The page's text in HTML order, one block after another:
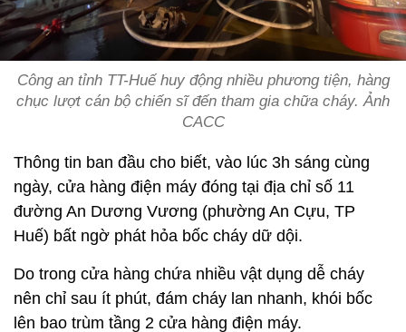
Công an tỉnh TT-Huế huy động nhiều phương tiện, hàng
chục lượt cán bộ chiến sĩ đến tham gia chữa cháy. Ảnh
CACC
Thông tin ban đầu cho biết, vào lúc 3h sáng cùng
ngày, cửa hàng điện máy đóng tại địa chỉ số 11
đường An Dương Vương (phường An Cựu, TP
Huế) bất ngờ phát hỏa bốc cháy dữ dội.
Do trong cửa hàng chứa nhiều vật dụng dễ cháy
nên chỉ sau ít phút, đám cháy lan nhanh, khói bốc
lên bao trùm tầng 2 cửa hàng điện máy.